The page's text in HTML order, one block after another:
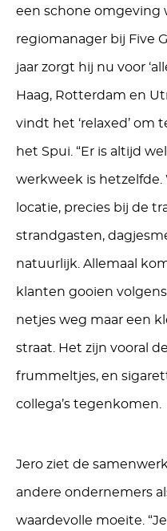
een schone omgeving
regiomanager bij Five
jaar zorgt hij nu voor
Haag, Rotterdam en
vindt het ‘relaxed’ om
het Spui. “Er is altijd
werkweek is
locatie, precies bij de
strandgasten,
natuurlijk. Allemaal
klanten gooien
netjes weg maar een
straat. Het zijn vooral
frummeltjes, en
collega’s tegenkomen.
Jero ziet de
andere ondernemers
waardevolle moeite.